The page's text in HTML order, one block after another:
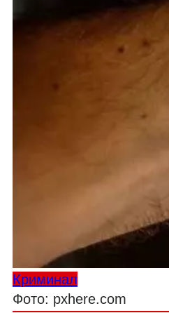
Криминал
Фото: pxhere.com